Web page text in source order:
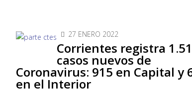
27 ENERO 2022
Corrientes registra
casos nuevos de
Coronavirus: 915 en Capital y
en el Interior